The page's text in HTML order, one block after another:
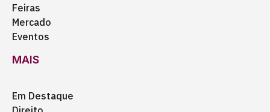
Feiras
Mercado
Eventos
MAIS
Em Destaque